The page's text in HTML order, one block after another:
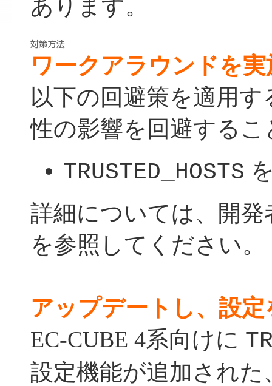
あります。
ワークアラウンドを
以下の回避策を適用
性の影響を回避する
TRUSTED_HOSTS
詳細については、開
を参照してください。
アップデートし、設
EC-CUBE 4系向けに
設定機能が追加された